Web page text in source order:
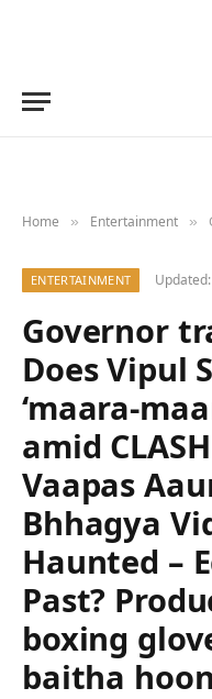
Home » Entertainment »
ENTERTAINMENT Updated:
Governor
Does Vipul
‘maara-
amid
Vaapas
Bhhagya
Haunted –
Past?
boxing
baitha